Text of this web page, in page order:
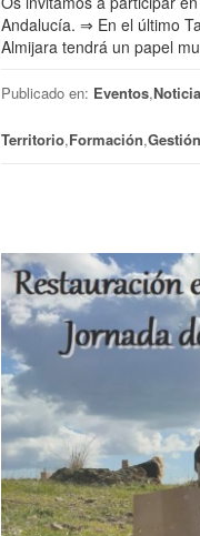
Andalucía. ⇒ En el último
Almijara tendrá un papel
Publicado en: Eventos,
Territorio,Formación,